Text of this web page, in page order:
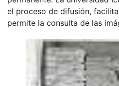
el proceso de difusión,
permite la consulta de las